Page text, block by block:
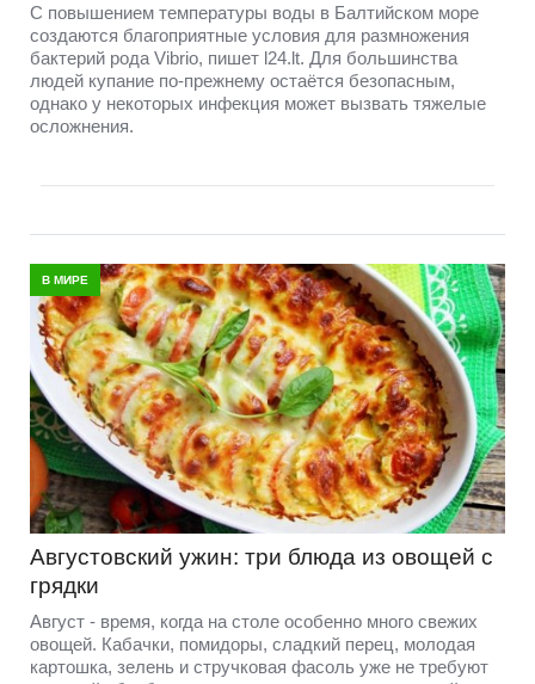
С повышением температуры воды в Балтийском море
создаются благоприятные условия для размножения
бактерий рода Vibrio, пишет l24.lt. Для большинства
людей купание по-прежнему остаётся безопасным,
однако у некоторых инфекция может вызвать тяжелые
осложнения.
В МИРЕ
Августовский ужин: три блюда из овощей с
грядки
Август - время, когда на столе особенно много свежих
овощей. Кабачки, помидоры, сладкий перец, молодая
картошка, зелень и стручковая фасоль уже не требуют